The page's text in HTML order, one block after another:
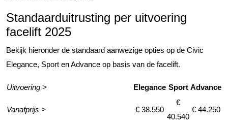
Standaarduitrusting per uitvoering
facelift 2025
Bekijk hieronder de standaard aanwezige opties op de Civic
Elegance, Sport en Advance op basis van de facelift.
Uitvoering > Elegance Sport Advance
Vanafprijs > € 38.550
€
40.540
€ 44.250